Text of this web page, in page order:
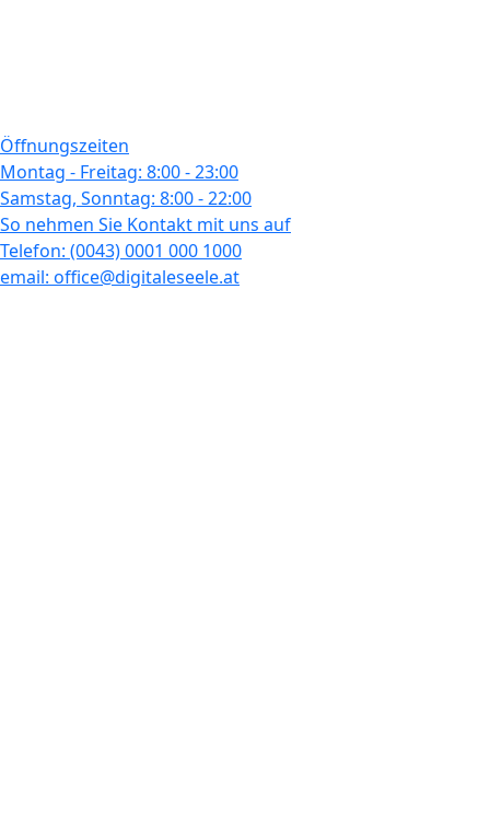
Öffnungszeiten
Montag - Freitag: 8:00 - 23:00
Samstag, Sonntag: 8:00 - 22:00
So nehmen Sie Kontakt mit uns auf
Telefon: (0043) 0001 000 1000
email: office@digitaleseele.at